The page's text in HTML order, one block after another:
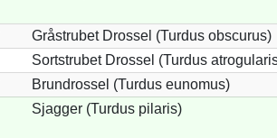
Gråstrubet Drossel (Turdus obscurus)
Sortstrubet Drossel (Turdus
Brundrossel (Turdus eunomus)
Sjagger (Turdus pilaris)